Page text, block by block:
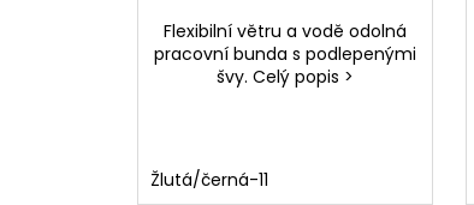
Flexibilní větru a vodě odolná
pracovní bunda s podlepenými
švy. Celý popis >
Žlutá/černá-11